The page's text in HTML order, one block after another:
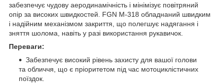
забезпечує чудову аеродинамічність і мінімізує повітряний
опір за високих швидкостей. FGN M-318 обладнаний швидким
і надійним механізмом закриття, що полегшує надягання і
зняття шолома, навіть у разі використання рукавичок.
Переваги:
Забезпечує високий рівень захисту для вашої голови
та обличчя, що є пріоритетом під час мотоциклістичних
поїздок.